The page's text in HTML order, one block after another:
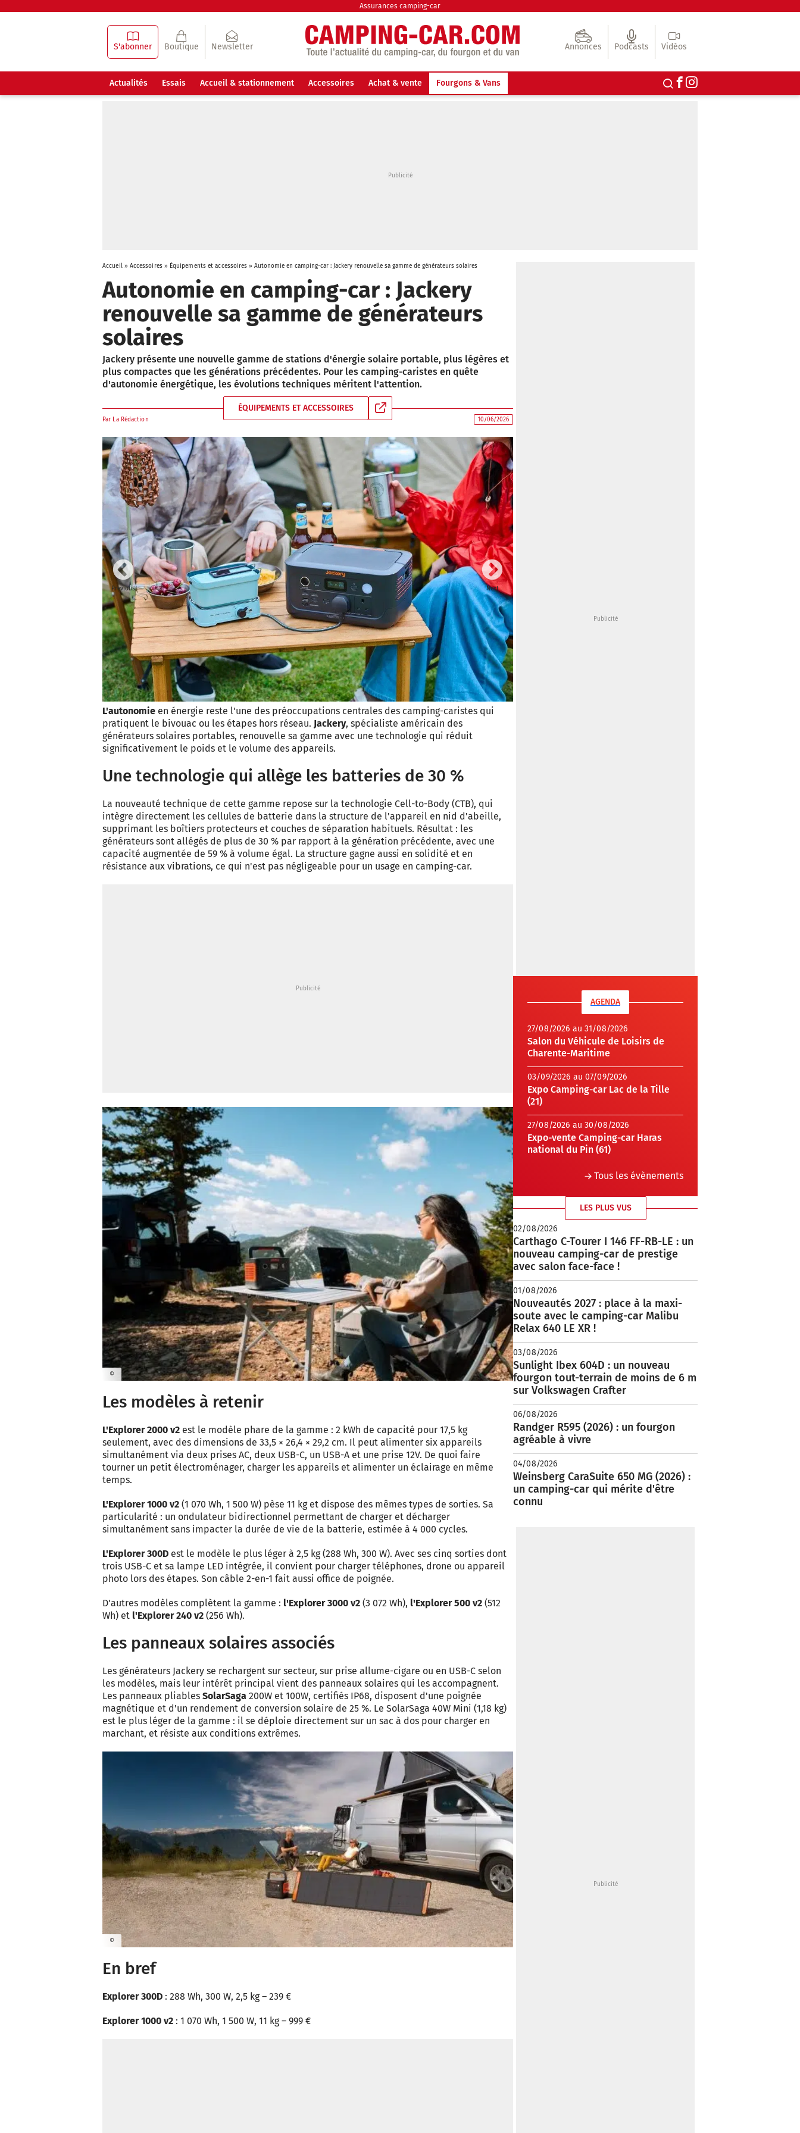
Assurances camping-car
S'abonner Boutique Newsletter Annonces Podcasts Vidéos
Actualités Essais Accueil & stationnement Accessoires Achat & vente Fourgons & Vans
Accueil» Accessoires» Équipements et accessoires »Autonomie en camping-car : Jackery renouvelle sa gamme de générateurs solaires
Autonomie en camping-car : Jackery
renouvelle sa gamme de générateurs
solaires
Jackery présente une nouvelle gamme de stations d'énergie solaire portable, plus légères et
plus compactes que les générations précédentes. Pour les camping-caristes en quête
d'autonomie énergétique, les évolutions techniques méritent l'attention.
ÉQUIPEMENTS ET ACCESSOIRES
Par La Rédaction 10/06/2026
Previous Next
L'autonomie en énergie reste l'une des préoccupations centrales des camping-caristes qui
pratiquent le bivouac ou les étapes hors réseau. Jackery, spécialiste américain des
générateurs solaires portables, renouvelle sa gamme avec une technologie qui réduit
significativement le poids et le volume des appareils.
Une technologie qui allège les batteries de 30 %
La nouveauté technique de cette gamme repose sur la technologie Cell-to-Body (CTB), qui
intègre directement les cellules de batterie dans la structure de l'appareil en nid d'abeille,
supprimant les boîtiers protecteurs et couches de séparation habituels. Résultat : les
générateurs sont allégés de plus de 30 % par rapport à la génération précédente, avec une
capacité augmentée de 59 % à volume égal. La structure gagne aussi en solidité et en
résistance aux vibrations, ce qui n'est pas négligeable pour un usage en camping-car.
©
Les modèles à retenir
L'Explorer 2000 v2 est le modèle phare de la gamme : 2 kWh de capacité pour 17,5 kg
seulement, avec des dimensions de 33,5 × 26,4 × 29,2 cm. Il peut alimenter six appareils
simultanément via deux prises AC, deux USB-C, un USB-A et une prise 12V. De quoi faire
tourner un petit électroménager, charger les appareils et alimenter un éclairage en même
temps.
L'Explorer 1000 v2 (1 070 Wh, 1 500 W) pèse 11 kg et dispose des mêmes types de sorties. Sa
particularité : un ondulateur bidirectionnel permettant de charger et décharger
simultanément sans impacter la durée de vie de la batterie, estimée à 4 000 cycles.
L'Explorer 300D est le modèle le plus léger à 2,5 kg (288 Wh, 300 W). Avec ses cinq sorties dont
trois USB-C et sa lampe LED intégrée, il convient pour charger téléphones, drone ou appareil
photo lors des étapes. Son câble 2-en-1 fait aussi office de poignée.
D'autres modèles complètent la gamme : l'Explorer 3000 v2 (3 072 Wh), l'Explorer 500 v2 (512
Wh) et l'Explorer 240 v2 (256 Wh).
Les panneaux solaires associés
Les générateurs Jackery se rechargent sur secteur, sur prise allume-cigare ou en USB-C selon
les modèles, mais leur intérêt principal vient des panneaux solaires qui les accompagnent.
Les panneaux pliables SolarSaga 200W et 100W, certifiés IP68, disposent d'une poignée
magnétique et d'un rendement de conversion solaire de 25 %. Le SolarSaga 40W Mini (1,18 kg)
est le plus léger de la gamme : il se déploie directement sur un sac à dos pour charger en
marchant, et résiste aux conditions extrêmes.
©
En bref
Explorer 300D : 288 Wh, 300 W, 2,5 kg – 239 €
Explorer 1000 v2 : 1 070 Wh, 1 500 W, 11 kg – 999 €
AGENDA
27/08/2026 au 31/08/2026
Salon du Véhicule de Loisirs de
Charente-Maritime
03/09/2026 au 07/09/2026
Expo Camping-car Lac de la Tille
(21)
27/08/2026 au 30/08/2026
Expo-vente Camping-car Haras
national du Pin (61)
Tous les évènements
LES PLUS VUS
02/08/2026
Carthago C-Tourer I 146 FF-RB-LE : un
nouveau camping-car de prestige
avec salon face-face !
01/08/2026
Nouveautés 2027 : place à la maxi-
soute avec le camping-car Malibu
Relax 640 LE XR !
03/08/2026
Sunlight Ibex 604D : un nouveau
fourgon tout-terrain de moins de 6 m
sur Volkswagen Crafter
06/08/2026
Randger R595 (2026) : un fourgon
agréable à vivre
04/08/2026
Weinsberg CaraSuite 650 MG (2026) :
un camping-car qui mérite d'être
connu